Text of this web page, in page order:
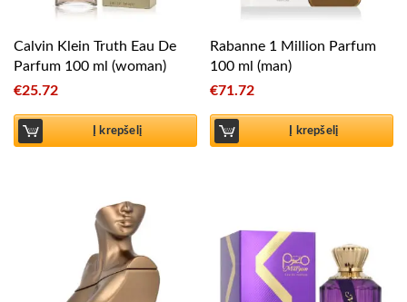
Calvin Klein Truth Eau De
Parfum 100 ml (woman)
€25.72
Į krepšelį
Rabanne 1 Million Parfum
100 ml (man)
€71.72
Į krepšelį